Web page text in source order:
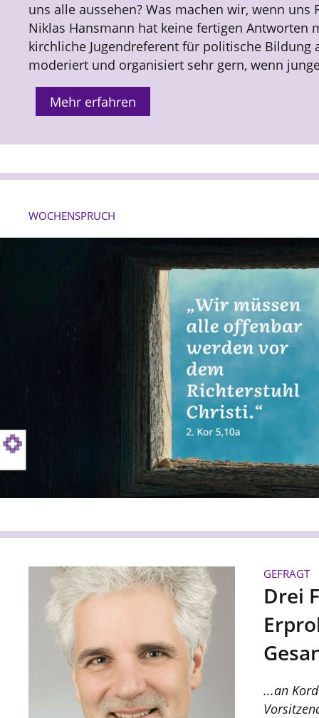
uns alle aussehen? Was machen wir, wenn uns
Niklas Hansmann hat keine fertigen Antworten
kirchliche Jugendreferent für politische Bildung
moderiert und organisiert sehr gern, wenn
Mehr erfahren
WOCHENSPRUCH
GEFRAGT
Drei
...an